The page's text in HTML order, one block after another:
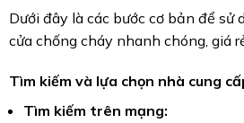
Dưới đây là các bước cơ bản để sử
cửa chống cháy nhanh chóng, giá
Tìm kiếm và lựa chọn nhà cung
Tìm kiếm trên mạng: